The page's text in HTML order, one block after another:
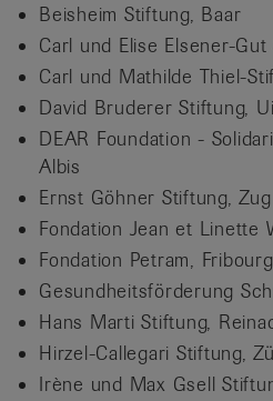
Beisheim Stiftung, Baar
Carl und Elise Elsener-
Carl und Mathilde Thiel-
David Bruderer Stiftung,
DEAR Foundation -
Albis
Ernst Göhner Stiftung, Zug
Fondation Jean et Linette
Fondation Petram, Fribourg
Gesundheitsförderung
Hans Marti Stiftung,
Hirzel-Callegari Stiftung,
Irène und Max Gsell